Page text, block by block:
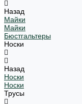
Назад
Майки
Майки
Бюстгальтеры
Носки
Назад
Носки
Носки
Трусы